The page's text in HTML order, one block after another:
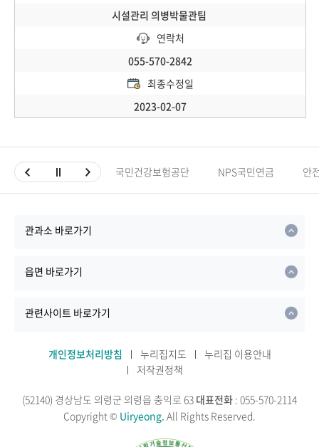
시설관리 의병박물관팀
연락처
055-570-2842
최종수정일
2023-02-07
국민건강보험공단 NPS국민연금 안
관과소 바로가기
읍면 바로가기
관련사이트 바로가기
개인정보처리방침 누리집지도
누리집 이용안내
저작권정책
(52140) 경상남도 의령군 의령읍 충익로 63 대표전화 : 055-570-2114
Copyright © Uiryeong. All Rights Reserved.